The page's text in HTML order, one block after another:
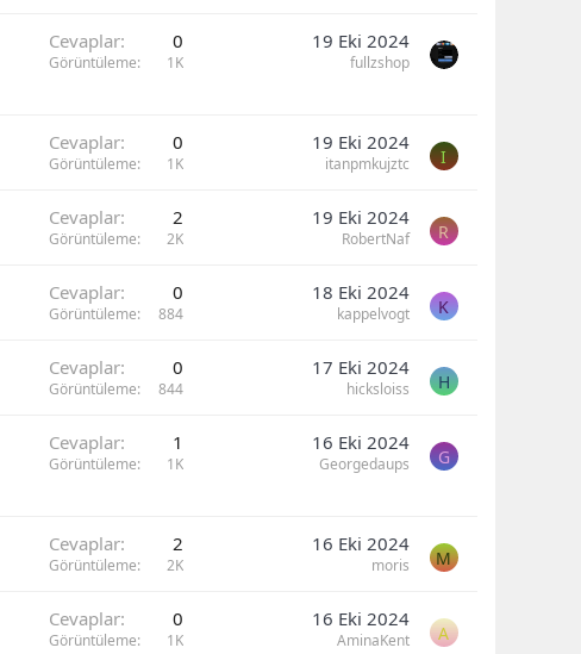
Cevaplar 0
Görüntüleme 1K
19 Eki 2024
fullzshop
Cevaplar 0
Görüntüleme 1K
19 Eki 2024
itanpmkujztc I
Cevaplar 2
Görüntüleme 2K
19 Eki 2024
RobertNaf R
Cevaplar 0
Görüntüleme 884
18 Eki 2024
kappelvogt K
Cevaplar 0
Görüntüleme 844
17 Eki 2024
hicksloiss H
Cevaplar 1
Görüntüleme 1K
16 Eki 2024
Georgedaups G
Cevaplar 2
Görüntüleme 2K
16 Eki 2024
moris M
Cevaplar 0
Görüntüleme 1K
16 Eki 2024
AminaKent A